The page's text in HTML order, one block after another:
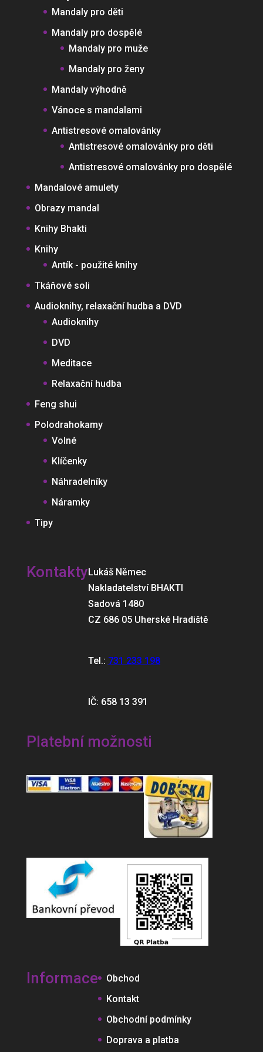
Mandaly pro děti
Mandaly pro dospělé
Mandaly pro muže
Mandaly pro ženy
Mandaly výhodně
Vánoce s mandalami
Antistresové omalovánky
Antistresové omalovánky pro děti
Antistresové omalovánky pro dospělé
Mandalové amulety
Obrazy mandal
Knihy Bhakti
Knihy
Antík - použité knihy
Tkáňové soli
Audioknihy, relaxační hudba a DVD
Audioknihy
DVD
Meditace
Relaxační hudba
Feng shui
Polodrahokamy
Volné
Klíčenky
Náhradelníky
Náramky
Tipy
KontaktyLukáš Němec
Nakladatelství BHAKTI
Sadová 1480
CZ 686 05 Uherské Hradiště
Tel.: 731 233 198
IČ: 658 13 391
Platební možnosti
Informace
Obchod
Kontakt
Obchodní podmínky
Doprava a platba